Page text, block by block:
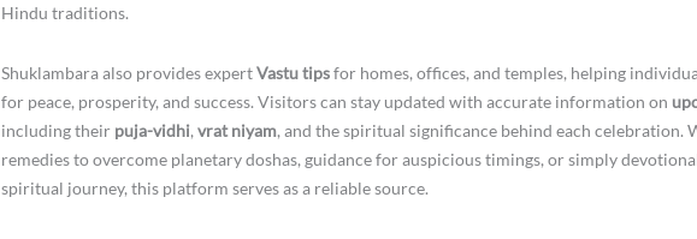
Hindu traditions.
Shuklambara also provides expertVastu tipsfor homes, offices, and temples, helping
for peace, prosperity, and success. Visitors can stay updated with accurate information on
including their puja-vidhi,vrat niyam, and the spiritual significance behind each celebration.
remedies to overcome planetary doshas, guidance for auspicious timings, or simply
spiritual journey, this platform serves as a reliable source.